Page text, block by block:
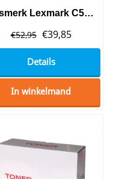
Huismerk Lexmark C500 (C500H2KG) Toner Black
€52,95 €39,85
Details
In winkelmand